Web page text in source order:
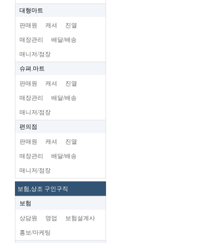
대형마트
판매원 캐셔 진열
매장관리 배달/배송
매니저/점장
슈펴.마트
판매원 캐셔 진열
매장관리 배달/배송
매니저/점장
편의점
판매원 캐셔 진열
매장관리 배달/배송
매니저/점장
보험,상조 구인구직
보험
상담원 영업 보험설계사
홍보/마케팅